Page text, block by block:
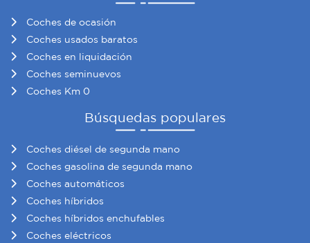
Coches de ocasión
Coches usados baratos
Coches en liquidación
Coches seminuevos
Coches Km 0
Búsquedas populares
Coches diésel de segunda mano
Coches gasolina de segunda mano
Coches automáticos
Coches híbridos
Coches híbridos enchufables
Coches eléctricos